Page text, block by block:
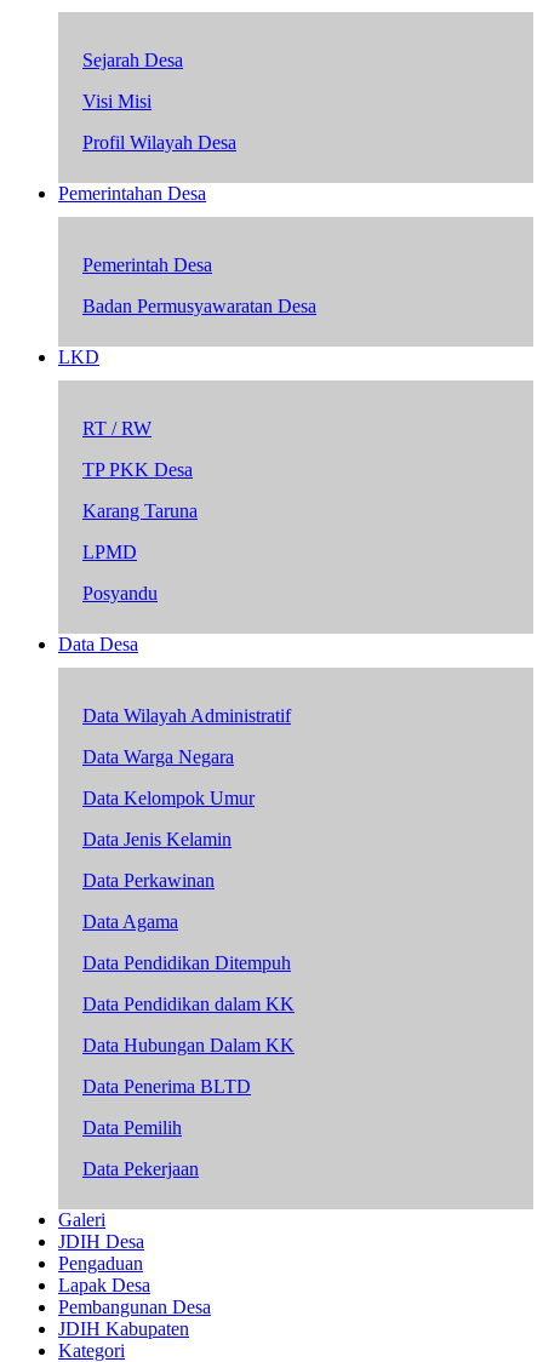
Sejarah Desa
Visi Misi
Profil Wilayah Desa
Pemerintahan Desa
Pemerintah Desa
Badan Permusyawaratan Desa
LKD
RT / RW
TP PKK Desa
Karang Taruna
LPMD
Posyandu
Data Desa
Data Wilayah Administratif
Data Warga Negara
Data Kelompok Umur
Data Jenis Kelamin
Data Perkawinan
Data Agama
Data Pendidikan Ditempuh
Data Pendidikan dalam KK
Data Hubungan Dalam KK
Data Penerima BLTD
Data Pemilih
Data Pekerjaan
Galeri
JDIH Desa
Pengaduan
Lapak Desa
Pembangunan Desa
JDIH Kabupaten
Kategori